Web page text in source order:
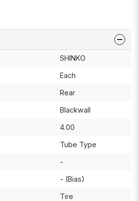
SHINKO
Each
Rear
Blackwall
4.00
Tube Type
-
- (Bias)
Tire